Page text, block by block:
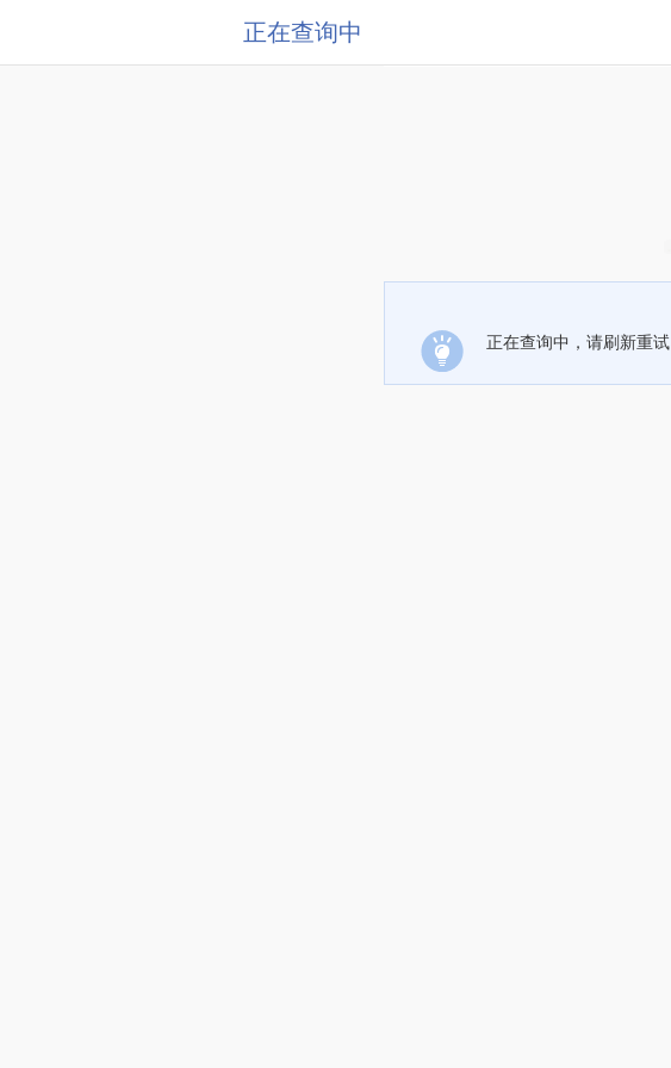
正在查询中
正在查询中，请刷新重试